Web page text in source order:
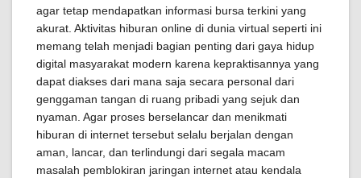
agar tetap mendapatkan informasi bursa terkini yang
akurat. Aktivitas hiburan online di dunia virtual seperti ini
memang telah menjadi bagian penting dari gaya hidup
digital masyarakat modern karena kepraktisannya yang
dapat diakses dari mana saja secara personal dari
genggaman tangan di ruang pribadi yang sejuk dan
nyaman. Agar proses berselancar dan menikmati
hiburan di internet tersebut selalu berjalan dengan
aman, lancar, dan terlindungi dari segala macam
masalah pemblokiran jaringan internet atau kendala